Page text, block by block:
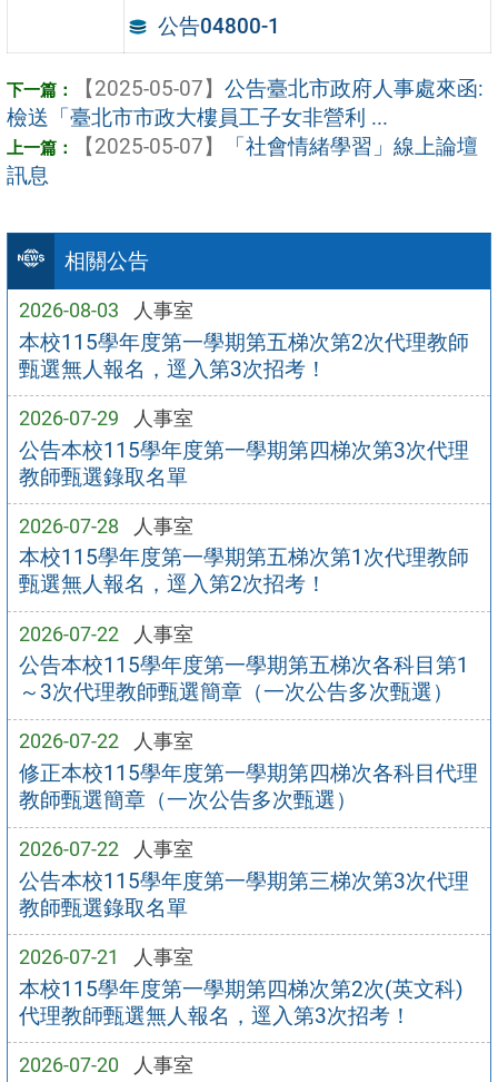
相關公告
2026-08-03 人事室
本校115學年度第一學期第五梯次第2次代理教師
甄選無人報名，逕入第3次招考！
2026-07-29 人事室
公告本校115學年度第一學期第四梯次第3次代理
教師甄選錄取名單
2026-07-28 人事室
本校115學年度第一學期第五梯次第1次代理教師
甄選無人報名，逕入第2次招考！
2026-07-22 人事室
公告本校115學年度第一學期第五梯次各科目第1
～3次代理教師甄選簡章（一次公告多次甄選）
2026-07-22 人事室
修正本校115學年度第一學期第四梯次各科目代理
教師甄選簡章（一次公告多次甄選）
2026-07-22 人事室
公告本校115學年度第一學期第三梯次第3次代理
教師甄選錄取名單
2026-07-21 人事室
本校115學年度第一學期第四梯次第2次(英文科)
代理教師甄選無人報名，逕入第3次招考！
2026-07-20 人事室
公告04800-1
【2025-05-07】 公告臺北市政府人事處來函:
檢送「臺北市市政大樓員工子女非營利 ...
【2025-05-07】
「社會情緒學習」線上論壇
訊息